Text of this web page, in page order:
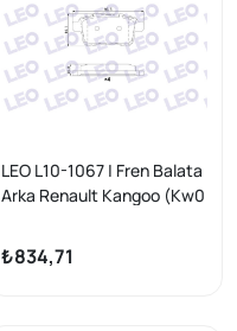
LEO L10-1067 | Fren Balata
Arka Renault Kangoo (Kw0
₺834,71